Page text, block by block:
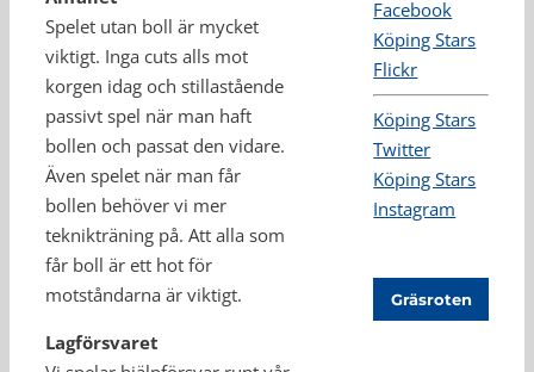
Spelet utan boll är mycket
viktigt. Inga cuts alls mot
korgen idag och stillastående
passivt spel när man haft
bollen och passat den vidare.
Även spelet när man får
bollen behöver vi mer
teknikträning på. Att alla som
får boll är ett hot för
motståndarna är viktigt.
Lagförsvaret
Facebook
Köping Stars
Flickr
Köping Stars
Twitter
Köping Stars
Instagram
Gräsroten